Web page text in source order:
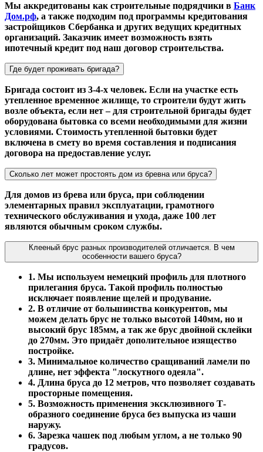
Мы аккредитованы как строительные подрядчики в Банк
Дом.рф, а также подходим под программы кредитования
застройщиков Сбербанка и других ведущих кредитных
организаций. Заказчик имеет возможность взять
ипотечный кредит под наш договор строительства.
Где будет проживать бригада?
Бригада состоит из 3-4-х человек. Если на участке есть
утепленное временное жилище, то строители будут жить
возле объекта, если нет – для строительной бригады будет
оборудована бытовка со всеми необходимыми для жизни
условиями. Стоимость утепленной бытовки будет
включена в смету во время составления и подписания
договора на предоставление услуг.
Сколько лет может простоять дом из бревна или бруса?
Для домов из брева или бруса, при соблюдении
элементарных правил эксплуатации, грамотного
технического обслуживания и ухода, даже 100 лет
являются обычным сроком службы.
Клееный брус разных производителей отличается. В чем
особенности вашего бруса?
1. Мы используем немецкий профиль для плотного
прилегания бруса. Такой профиль полностью
исключает появление щелей и продувание.
2. В отличие от большинства конкурентов, мы
можем делать брус не только высотой 140мм, но и
высокий брус 185мм, а так же брус двойной склейки
до 270мм. Это придаёт дополительное изящество
постройке.
3. Минимальное количество сращиваний ламели по
длине, нет эффекта "лоскутного одеяла".
4. Длина бруса до 12 метров, что позволяет создавать
просторные помещения.
5. Возможность применения эксклюзивного Т-
образного соединение бруса без выпуска из чаши
наружу.
6. Зарезка чашек под любым углом, а не только 90
градусов.